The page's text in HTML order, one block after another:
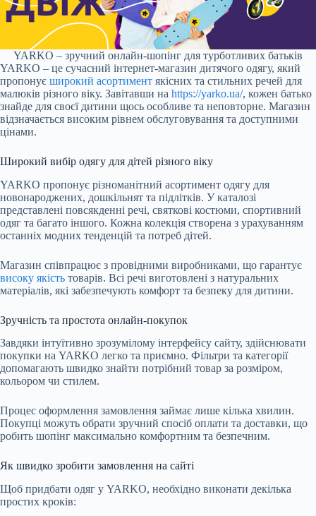
YARKO – зручний онлайн-шопінг для турботливих батьків
YARKO – це сучасний інтернет-магазин дитячого одягу, який
пропонує широкий асортимент якісних та стильних речей для
малюків різного віку. Завітавши на https://yarko.ua/, кожен батько
знайде для своєї дитини щось особливе та неповторне. Магазин
відзначається високим рівнем обслуговування та доступними
цінами.
Широкий вибір одягу для дітей різного віку
YARKO пропонує різноманітний асортимент одягу для
новонароджених, дошкільнят та підлітків. У каталозі
представлені повсякденні речі, святкові костюми, спортивний
одяг та багато іншого. Кожна колекція створена з урахуванням
останніх модних тенденцій та потреб дітей.
Магазин співпрацює з провідними виробниками, що гарантує
високу якість товарів. Всі речі виготовлені з натуральних
матеріалів, які забезпечують комфорт та безпеку для дитини.
Зручність та простота онлайн-покупок
Завдяки інтуїтивно зрозумілому інтерфейсу сайту, здійснювати
покупки на YARKO легко та приємно. Фільтри та категорії
допомагають швидко знайти потрібний товар за розміром,
кольором чи стилем.
Процес оформлення замовлення займає лише кілька хвилин.
Покупці можуть обрати зручний спосіб оплати та доставки, що
робить шопінг максимально комфортним та безпечним.
Як швидко зробити замовлення на сайті
Щоб придбати одяг у YARKO, необхідно виконати декілька
простих кроків: